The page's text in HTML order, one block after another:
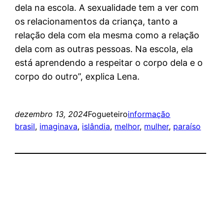
dela na escola. A sexualidade tem a ver com
os relacionamentos da criança, tanto a
relação dela com ela mesma como a relação
dela com as outras pessoas. Na escola, ela
está aprendendo a respeitar o corpo dela e o
corpo do outro”, explica Lena.
dezembro 13, 2024Fogueteiroinformação
brasil, imaginava, islândia, melhor, mulher, paraíso